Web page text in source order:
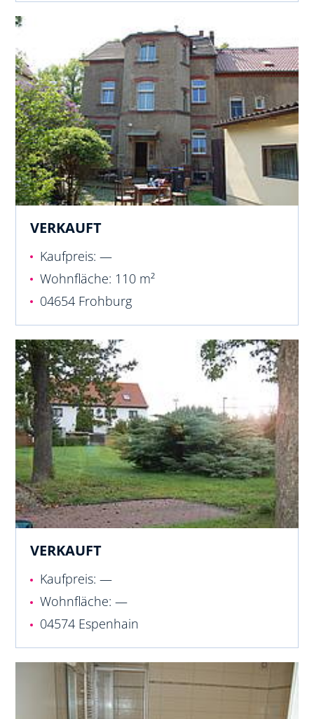
VERKAUFT
Kaufpreis: —
Wohnfläche: 110 m²
04654 Frohburg
VERKAUFT
Kaufpreis: —
Wohnfläche: —
04574 Espenhain